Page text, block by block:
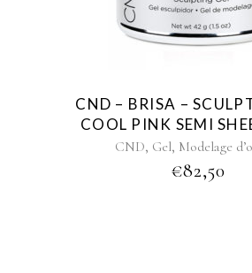
CND – BRISA –
COOL PINK SEMI
CND, Gel, Modelage
€82,50